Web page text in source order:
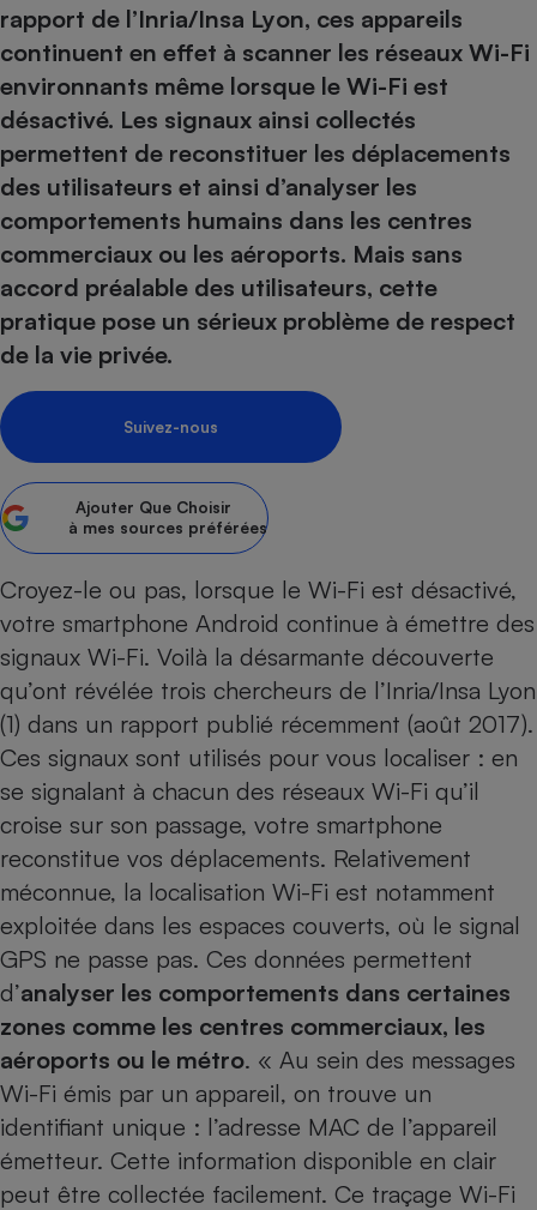
rapport de l’Inria/Insa Lyon, ces appareils
continuent en effet à scanner les réseaux Wi-Fi
environnants même lorsque le Wi-Fi est
désactivé. Les signaux ainsi collectés
permettent de reconstituer les déplacements
des utilisateurs et ainsi d’analyser les
comportements humains dans les centres
commerciaux ou les aéroports. Mais sans
accord préalable des utilisateurs, cette
pratique pose un sérieux problème de respect
de la vie privée.
Suivez-nous
Ajouter Que Choisir
à mes sources préférées
Croyez-le ou pas, lorsque le Wi-Fi est désactivé,
votre smartphone Android continue à émettre des
signaux Wi-Fi. Voilà la désarmante découverte
qu’ont révélée trois chercheurs de l’Inria/Insa Lyon
(1) dans un rapport publié récemment (août 2017).
Ces signaux sont utilisés pour vous localiser : en
se signalant à chacun des réseaux Wi-Fi qu’il
croise sur son passage, votre smartphone
reconstitue vos déplacements. Relativement
méconnue, la localisation Wi-Fi est notamment
exploitée dans les espaces couverts, où le signal
GPS ne passe pas. Ces données permettent
d’analyser les comportements dans certaines
zones comme les centres commerciaux, les
aéroports ou le métro. « Au sein des messages
Wi-Fi émis par un appareil, on trouve un
identifiant unique : l’adresse MAC de l’appareil
émetteur. Cette information disponible en clair
peut être collectée facilement. Ce traçage Wi-Fi
Sécurité - Hygiène
Supermarché - Drive
Complément
alimentaire
bouteille
Assurance
Banque - Crédit
Epargne - Fiscalité
Assurance emprunteur
Banque
Circulation routière
Contrôle technique -
Pièce détachée
Moto
Comparateur auto
Supermarché - Drive
Comparatif
Comparatif plaque à
Comparatif hotte
Comparatif climatiseur
Comparatif aspirateur
Comparatif aspirateur
Comparatif robot cuiseur
Comparatif centrale
Petit électroménager -
Lave-linge
Plaque de cuisson à
induction
Comparatif casque audio
Comparatif barre de son
Comparatif imprimante
Comparatif ordinateur
Comparatif ultrabook
Comparatif tablette
Image et son
Informatique
Téléviseur
Téléphone mobile -
Smartphone
Crédit immobilier
Comparatif tondeuse
Comparatif poêle à
Comparatif radiateur
Aménagement
Bricolage - Jardinage
Produit d'entretien
Sécurité domestique
Matelas
Radiateur électrique
Hygiène - Beauté
Maladie - Médecine -
Système de santé -
Mutuelle
Maison de retraite
Choisir son fioul
Choisir son pellet
Comparateur assurance emprunteur
Energie Moins Chère Ensemble
Tous les comparateurs
Toutes les cartes interactives
Speedtest - Testez le débit de votre
connexion Internet